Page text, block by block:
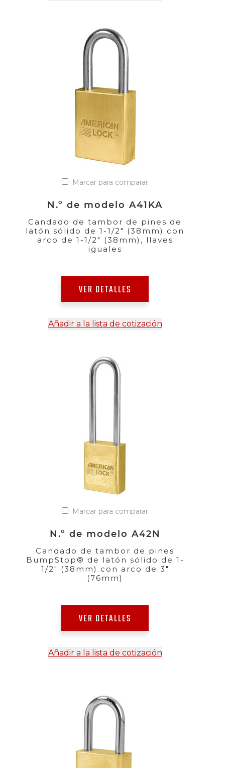
Marcar para comparar
N.º de modelo A41KA
Candado de tambor de pines de
latón sólido de 1-1/2" (38mm) con
arco de 1-1/2" (38mm), llaves
iguales
VER DETALLES
Añadir a la lista de cotización
Marcar para comparar
N.º de modelo A42N
Candado de tambor de pines
BumpStop® de latón sólido de 1-
1/2" (38mm) con arco de 3"
(76mm)
VER DETALLES
Añadir a la lista de cotización